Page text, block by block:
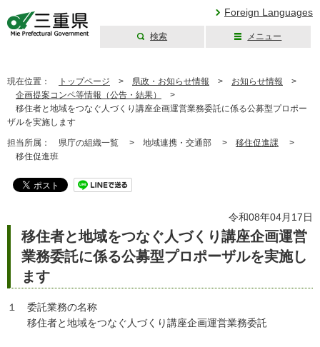
Foreign Languages
検索 メニュー
現在位置： トップページ > 県政・お知らせ情報 > お知らせ情報 >
企画提案コンペ等情報（公告・結果）
>
移住者と地域をつなぐ人づくり講座企画運営業務委託に係る公募型プロポー
ザルを実施します
担当所属： 県庁の組織一覧 > 地域連携・交通部 > 移住促進課 >
移住促進班
令和08年04月17日
移住者と地域をつなぐ人づくり講座企画運営
業務委託に係る公募型プロポーザルを実施し
ます
１ 委託業務の名称
移住者と地域をつなぐ人づくり講座企画運営業務委託